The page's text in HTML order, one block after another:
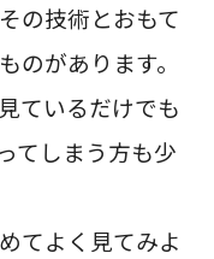
の技術とおもて
のがあります。
ているだけでも
てしまう方も少
てよく見てみよ